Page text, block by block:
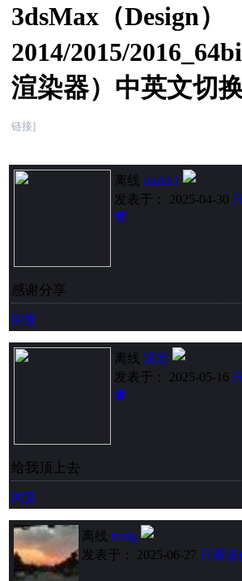
3dsMax（Design）
2014/2015/
渲染器）中英文切
链接]
离线 ruukk1
发表于： 2025-04-30
者
感谢分享
回复
离线 溟宏
发表于： 2025-05-16
者
给我顶上去
回复
离线 fcrdg
发表于： 2025-06-27 只看